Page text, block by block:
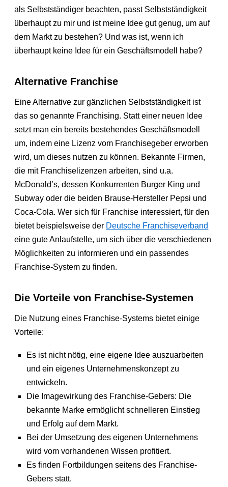
als Selbstständiger beachten, passt Selbstständigkeit
überhaupt zu mir und ist meine Idee gut genug, um auf
dem Markt zu bestehen? Und was ist, wenn ich
überhaupt keine Idee für ein Geschäftsmodell habe?
Alternative Franchise
Eine Alternative zur gänzlichen Selbstständigkeit ist
das so genannte Franchising. Statt einer neuen Idee
setzt man ein bereits bestehendes Geschäftsmodell
um, indem eine Lizenz vom Franchisegeber erworben
wird, um dieses nutzen zu können. Bekannte Firmen,
die mit Franchiselizenzen arbeiten, sind u.a.
McDonald’s, dessen Konkurrenten Burger King und
Subway oder die beiden Brause-Hersteller Pepsi und
Coca-Cola. Wer sich für Franchise interessiert, für den
bietet beispielsweise der Deutsche Franchiseverband
eine gute Anlaufstelle, um sich über die verschiedenen
Möglichkeiten zu informieren und ein passendes
Franchise-System zu finden.
Die Vorteile von Franchise-Systemen
Die Nutzung eines Franchise-Systems bietet einige
Vorteile:
Es ist nicht nötig, eine eigene Idee auszuarbeiten
und ein eigenes Unternehmenskonzept zu
entwickeln.
Die Imagewirkung des Franchise-Gebers: Die
bekannte Marke ermöglicht schnelleren Einstieg
und Erfolg auf dem Markt.
Bei der Umsetzung des eigenen Unternehmens
wird vom vorhandenen Wissen profitiert.
Es finden Fortbildungen seitens des Franchise-
Gebers statt.